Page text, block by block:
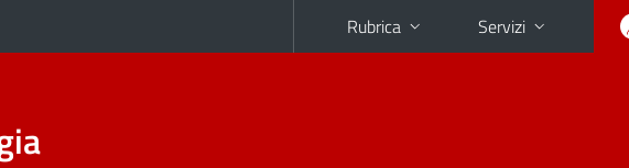
Rubrica Servizi